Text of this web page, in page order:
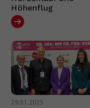
Höhenflug
29.01.2025